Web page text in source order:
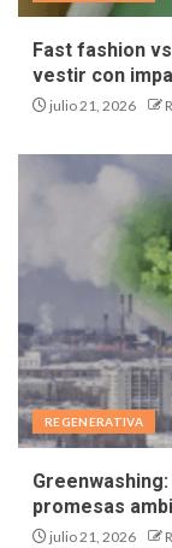
Fast fashion
vestir con
julio 21, 2026
REGENERATIVA
promesas
julio 21, 2026